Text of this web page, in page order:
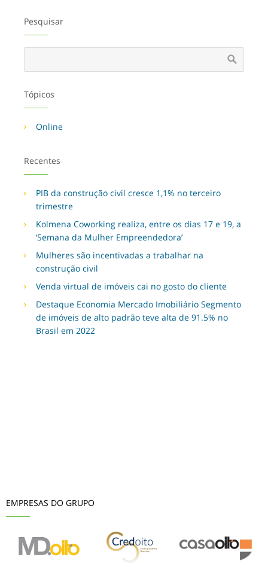
Pesquisar
Tópicos
Online
Recentes
PIB da construção civil cresce 1,1% no terceiro
trimestre
Kolmena Coworking realiza, entre os dias 17 e 19, a
‘Semana da Mulher Empreendedora’
Mulheres são incentivadas a trabalhar na
construção civil
Venda virtual de imóveis cai no gosto do cliente
Destaque Economia Mercado Imobiliário Segmento
de imóveis de alto padrão teve alta de 91.5% no
Brasil em 2022
EMPRESAS DO GRUPO